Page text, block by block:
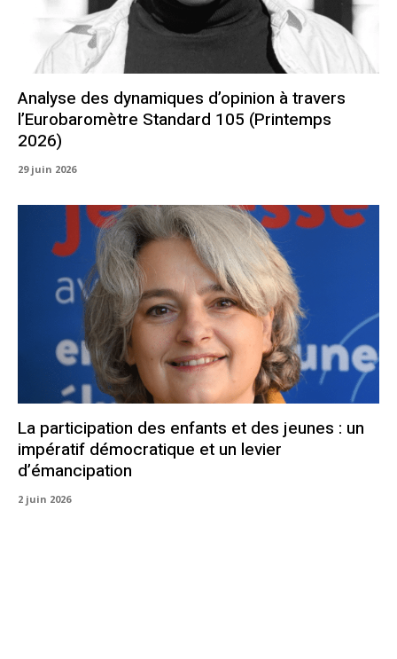
Analyse des dynamiques d’opinion à travers
l’Eurobaromètre Standard 105 (Printemps
2026)
29 juin 2026
La participation des enfants et des jeunes : un
impératif démocratique et un levier
d’émancipation
2 juin 2026